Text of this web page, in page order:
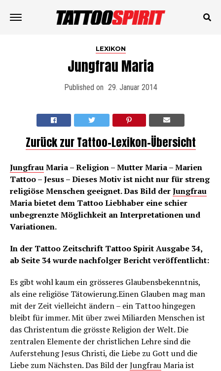
LEXIKON
Jungfrau Maria
Published on 29. Januar 2014
Zurück zur Tattoo-Lexikon-Übersicht
JungfrauMaria – Religion – Mutter Maria – Marien
Tattoo – Jesus – Dieses Motiv ist nicht nur für streng
religiöse Menschen geeignet. Das Bild derJungfrau
Maria bietet dem Tattoo Liebhaber eine schier
unbegrenzte Möglichkeit an Interpretationen und
Variationen.
In der Tattoo Zeitschrift Tattoo Spirit Ausgabe 34,
ab Seite 34 wurde nachfolger Bericht veröffentlicht:
Es gibt wohl kaum ein grösseres Glaubensbekenntnis,
als eine religiöse Tätowierung.Einen Glauben mag man
mit der Zeit vielleicht ändern – ein Tattoo hingegen
bleibt für immer. Mit über zwei Miliarden Menschen ist
das Christentum die grösste Religion der Welt. Die
zentralen Elemente der christlichen Lehre sind die
Auferstehung Jesus Christi, die Liebe zu Gott und die
Liebe zum Nächsten. Das Bild derJungfrauMaria ist